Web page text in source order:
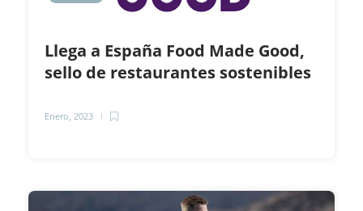
Llega a España Food Made Good,
sello de restaurantes sostenibles
Enero, 2023